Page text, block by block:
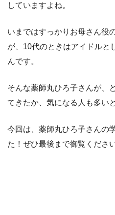
していますよね。
いまではすっかりお母さん役
が、10代のときはアイドルと
んです。
そんな薬師丸ひろ子さんが、
てきたか、気になる人も多い
今回は、薬師丸ひろ子さんの
た！ぜひ最後まで御覧ください